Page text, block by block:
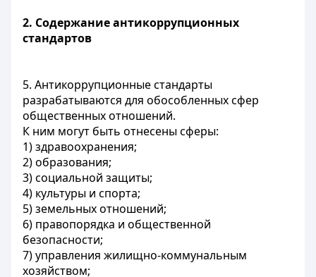
2. Содержание антикоррупционных
стандартов
5. Антикоррупционные стандарты
разрабатываются для обособленных сфер
общественных отношений.
К ним могут быть отнесены сферы:
1) здравоохранения;
2) образования;
3) социальной защиты;
4) культуры и спорта;
5) земельных отношений;
6) правопорядка и общественной
безопасности;
7) управления жилищно-коммунальным
хозяйством;